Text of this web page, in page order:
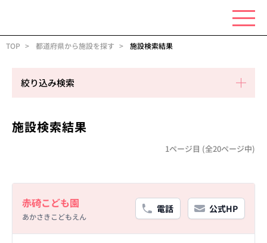
TOP 都道府県から施設を探す 施設検索結果
絞り込み検索
施設検索結果
1ページ目 (全20ページ中)
赤碕こども園
あかさきこどもえん
電話 公式HP